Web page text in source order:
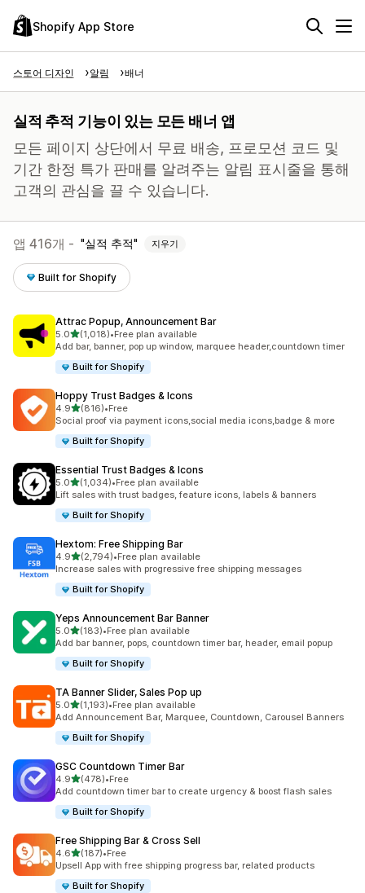
Shopify App Store
스토어 디자인 알림 배너
실적 추적 기능이 있는 모든 배너 앱
모든 페이지 상단에서 무료 배송, 프로모션 코드 및
기간 한정 특가 판매를 알려주는 알림 표시줄을 통해
고객의 관심을 끌 수 있습니다.
앱 416개 - 실적 추적 지우기
Built for Shopify
Attrac Popup, Announcement Bar
5.0별 5개 중
(1,018)
총 리뷰 1018개
•Free plan available
Add bar, banner, pop up window, marquee header,countdown timer
Built for Shopify
Hoppy Trust Badges & Icons
4.9별 5개 중
(816)
총 리뷰 816개
•Free
Social proof via payment icons,social media icons,badge & more
Built for Shopify
Essential Trust Badges & Icons
5.0별 5개 중
(1,034)
총 리뷰 1034개
•Free plan available
Lift sales with trust badges, feature icons, labels & banners
Built for Shopify
Hextom: Free Shipping Bar
4.9별 5개 중
(2,794)
총 리뷰 2794개
•Free plan available
Increase sales with progressive free shipping messages
Built for Shopify
Yeps Announcement Bar Banner
5.0별 5개 중
(183)
총 리뷰 183개
•Free plan available
Add bar banner, pops, countdown timer bar, header, email popup
Built for Shopify
TA Banner Slider, Sales Pop up
5.0별 5개 중
(1,193)
총 리뷰 1193개
•Free plan available
Add Announcement Bar, Marquee, Countdown, Carousel Banners
Built for Shopify
GSC Countdown Timer Bar
4.9별 5개 중
(478)
총 리뷰 478개
•Free
Add countdown timer bar to create urgency & boost flash sales
Built for Shopify
Free Shipping Bar & Cross Sell
4.6별 5개 중
(187)
총 리뷰 187개
•Free
Upsell App with free shipping progress bar, related products
Built for Shopify